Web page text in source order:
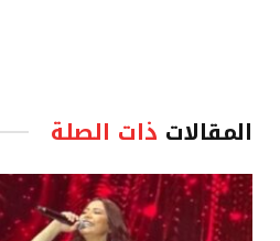
المقالات ذات الصلة